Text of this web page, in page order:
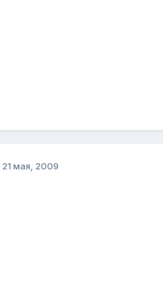
21 мая, 2009